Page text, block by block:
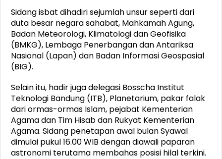
Sidang isbat dihadiri sejumlah unsur seperti dari
duta besar negara sahabat, Mahkamah Agung,
Badan Meteorologi, Klimatologi dan Geofisika
(BMKG), Lembaga Penerbangan dan Antariksa
Nasional (Lapan) dan Badan Informasi Geospasial
(BIG).
Selain itu, hadir juga delegasi Bosscha Institut
Teknologi Bandung (ITB), Planetarium, pakar falak
dari ormas-ormas Islam, pejabat Kementerian
Agama dan Tim Hisab dan Rukyat Kementerian
Agama. Sidang penetapan awal bulan Syawal
dimulai pukul 16.00 WIB dengan diawali paparan
astronomi terutama membahas posisi hilal terkini.